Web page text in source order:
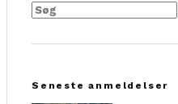
Seneste anmeldelser